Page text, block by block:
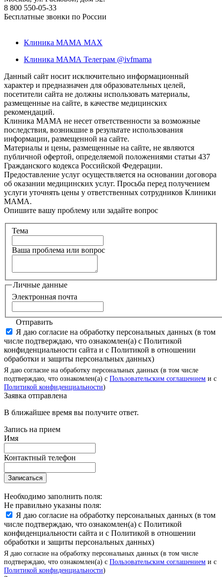
8 800 550-05-33
Бесплатные звонки по России
Клиника МАМА MAX
Клиника МАМА Телеграм @ivfmama
Данный сайт носит исключительно информационный
характер и предназначен для образовательных целей,
посетители сайта не должны использовать материалы,
размещенные на сайте, в качестве медицинских
рекомендаций.
Клиника МАМА не несет ответственности за возможные
последствия, возникшие в результате использования
информации, размещенной на сайте.
Материалы и цены, размещенные на сайте, не являются
публичной офертой, определяемой положениями статьи 437
Гражданского кодекса Российской Федерации.
Предоставление услуг осуществляется на основании договора
об оказании медицинских услуг. Просьба перед получением
услуги уточнять цены у ответственных сотрудников Клиники
МАМА.
Опишите вашу проблему или задайте вопрос
Тема
Ваша проблема или вопрос
Личные данные
Электронная почта
Отправить
Я даю согласие на обработку персональных данных (в том
числе подтверждаю, что ознакомлен(а) с Политикой
конфиденциальности сайта и с Политикой в отношении
обработки и защиты персональных данных)
Я даю согласие на обработку персональных данных (в том числе
подтверждаю, что ознакомлен(а) с Пользовательским соглашением и с
Политикой конфиденциальности)
Заявка отправлена
В ближайшее время вы получите ответ.
Запись на прием
Имя
Контактный телефон
Записаться
Необходимо заполнить поля:
Не правильно указаны поля:
Я даю согласие на обработку персональных данных (в том
числе подтверждаю, что ознакомлен(а) с Политикой
конфиденциальности сайта и с Политикой в отношении
обработки и защиты персональных данных)
Я даю согласие на обработку персональных данных (в том числе
подтверждаю, что ознакомлен(а) с Пользовательским соглашением и с
Политикой конфиденциальности)